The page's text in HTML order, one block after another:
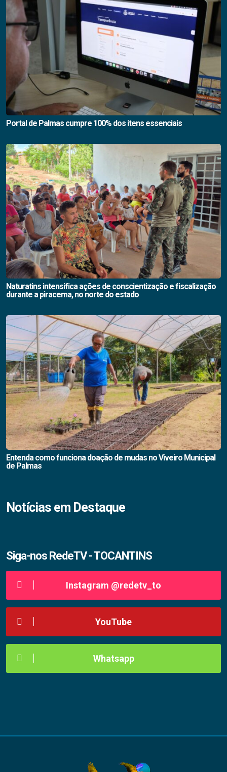
Portal de Palmas cumpre 100% dos itens essenciais
Naturatins intensifica ações de conscientização e fiscalização
durante a piracema, no norte do estado
Entenda como funciona doação de mudas no Viveiro Municipal
de Palmas
Notícias em Destaque
Siga-nos RedeTV - TOCANTINS
Instagram @redetv_to
YouTube
Whatsapp